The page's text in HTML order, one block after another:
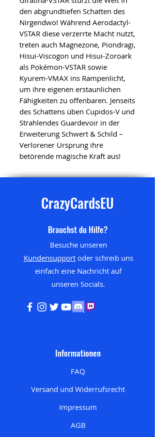
den abgrundtiefen Schatten des
Nirgendwo! Während Aerodactyl-
VSTAR diese verzerrte Macht nutzt,
treten auch Magnezone, Piondragi,
Hisui-Viscogon und Hisui-Zoroark
als Pokémon-VSTAR sowie
Kyurem-VMAX ins Rampenlicht,
um ihre eigenen erstaunlichen
Fähigkeiten zu offenbaren. Jenseits
des Schattens üben Cupidos-V und
Strahlendes Guardevoir in der
Erweiterung Schwert & Schild –
Verlorener Ursprung ihre
betörende magische Kraft aus!
CrazyCardsEU
Brauchst du Hilfe?
Besuche unseren
Kundensupportoder schreib uns
einfach eine Nachricht auf
unseren Socials.
Informationen
FAQ
Versand und Widerrufsrecht
Impressum
AGB